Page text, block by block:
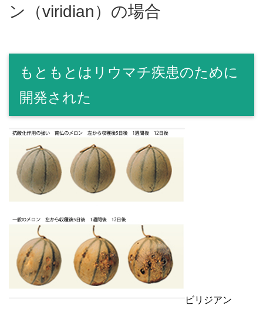
ン（viridian）の場合
もともとはリウマチ疾患のために
開発された
ビリジアン